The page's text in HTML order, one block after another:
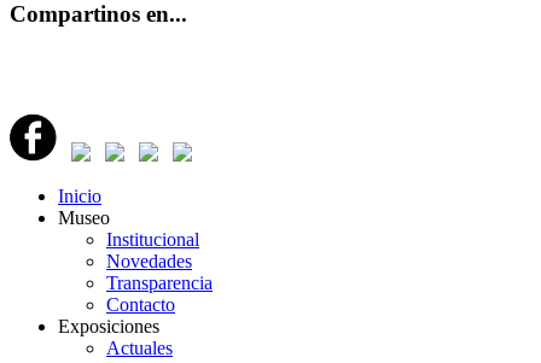
Compartinos en...
Inicio
Museo
Institucional
Novedades
Transparencia
Contacto
Exposiciones
Actuales